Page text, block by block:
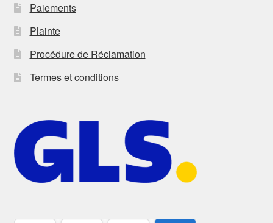
Paiements
Plainte
Procédure de Réclamation
Termes et conditions